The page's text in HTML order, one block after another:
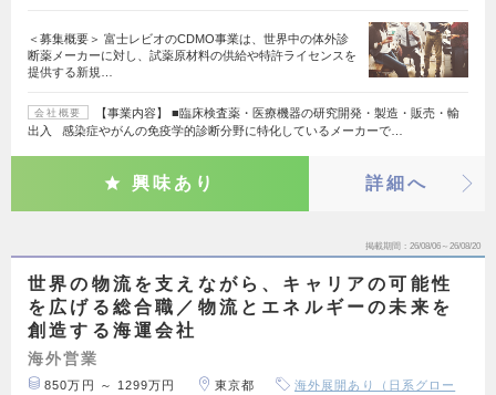
＜募集概要＞ 富士レビオのCDMO事業は、世界中の体外診
断薬メーカーに対し、試薬原材料の供給や特許ライセンスを
提供する新規…
会社概要
【事業内容】 ■臨床検査薬・医療機器の研究開発・製造・販売・輸
出入 感染症やがんの免疫学的診断分野に特化しているメーカーで…
興味あり 詳細へ
掲載期間 26/08/06～26/08/20
世界の物流を支えながら、キャリアの可能性
を広げる総合職／物流とエネルギーの未来を
創造する海運会社
海外営業
850万円 ～ 1299万円 東京都
海外展開あり（日系グロー